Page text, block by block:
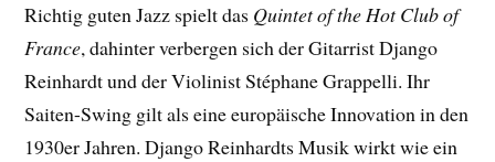
Richtig guten Jazz spielt das Quintet of the Hot Club of
France, dahinter verbergen sich der Gitarrist Django
Reinhardt und der Violinist Stéphane Grappelli. Ihr
Saiten-Swing gilt als eine europäische Innovation in den
1930er Jahren. Django Reinhardts Musik wirkt wie ein